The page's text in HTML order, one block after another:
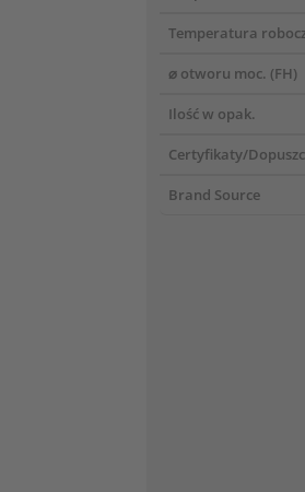
Temperatura
⌀ otworu moc. (FH)
Ilość w opak.
Certyfikaty/
Brand Source